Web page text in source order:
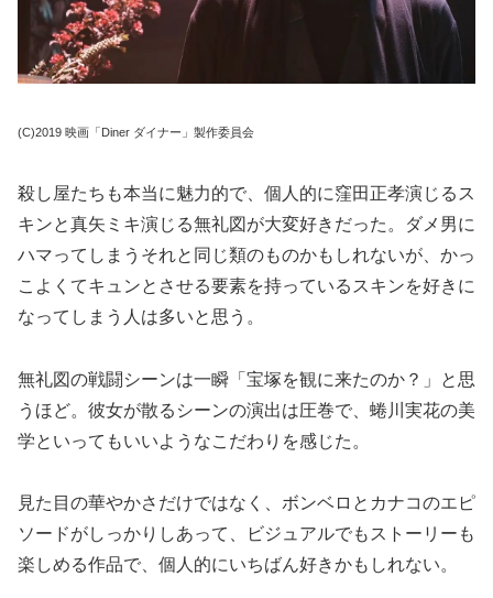
(C)2019 映画「Diner ダイナー」製作委員会
殺し屋たちも本当に魅力的で、個人的に窪田正孝演じるス
キンと真矢ミキ演じる無礼図が大変好きだった。ダメ男に
ハマってしまうそれと同じ類のものかもしれないが、かっ
こよくてキュンとさせる要素を持っているスキンを好きに
なってしまう人は多いと思う。
無礼図の戦闘シーンは一瞬「宝塚を観に来たのか？」と思
うほど。彼女が散るシーンの演出は圧巻で、蜷川実花の美
学といってもいいようなこだわりを感じた。
見た目の華やかさだけではなく、ボンベロとカナコのエピ
ソードがしっかりしあって、ビジュアルでもストーリーも
楽しめる作品で、個人的にいちばん好きかもしれない。